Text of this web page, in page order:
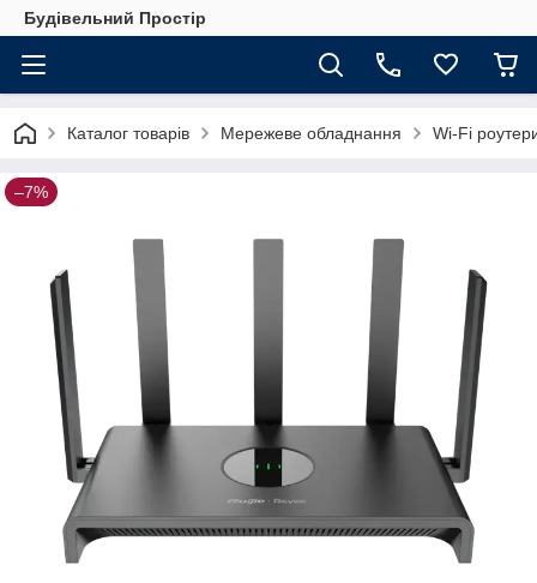
Будівельний Простір
Каталог товарів Мережеве обладнання Wi-Fi
–7%